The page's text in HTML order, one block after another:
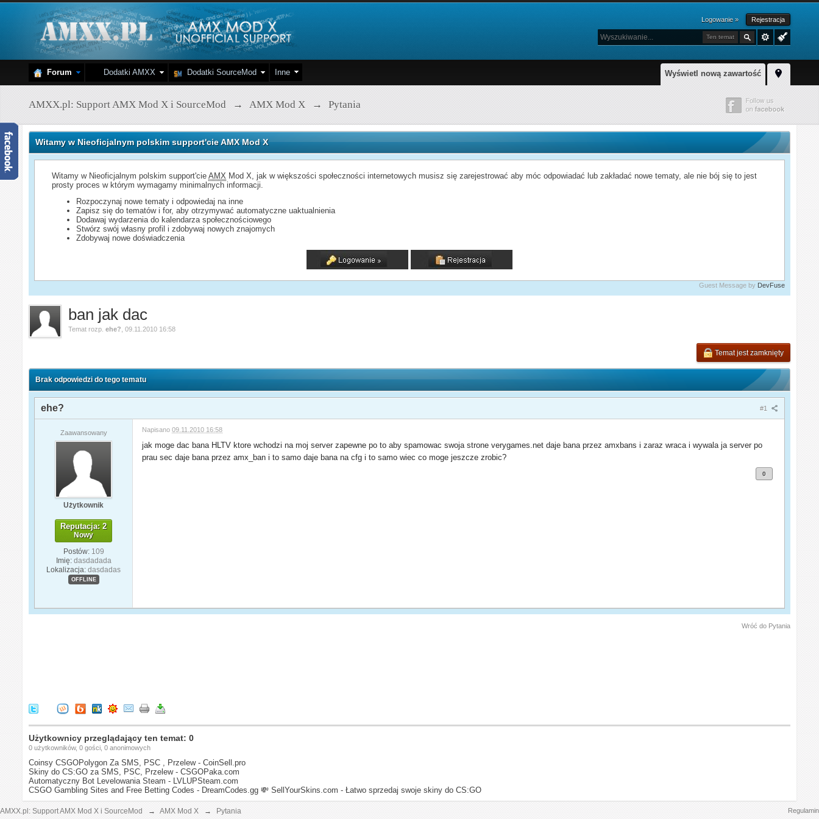
Logowanie » Rejestracja
Ten temat
Wyświetl nową zawartość
Forum Dodatki AMXX Dodatki SourceMod Inne
AMXX.pl: Support AMX Mod X i SourceMod → AMX Mod X → Pytania
Witamy w Nieoficjalnym polskim support'cie AMX Mod X
Witamy w Nieoficjalnym polskim support'cieAMX Mod X, jak w większości społeczności internetowych musisz się zarejestrować aby móc odpowiadać lub zakładać nowe tematy, ale nie bój się to jest
prosty proces w którym wymagamy minimalnych informacji.
Rozpoczynaj nowe tematy i odpowiedaj na inne
Zapisz się do tematów i for, aby otrzymywać automatyczne uaktualnienia
Dodawaj wydarzenia do kalendarza społecznościowego
Stwórz swój własny profil i zdobywaj nowych znajomych
Zdobywaj nowe doświadczenia
Guest Message by DevFuse
ban jak dac
Temat rozp.ehe? ,09.11.2010 16:58
Temat jest zamknięty
Brak odpowiedzi do tego tematu
#1
ehe?
Zaawansowany
Użytkownik
Reputacja: 2
Nowy
Postów: 109
Imię: dasdadada
Lokalizacja: dasdadas
OFFLINE
Napisano09.11.2010 16:58
jak moge dac bana HLTV ktore wchodzi na moj server zapewne po to aby spamowac swoja strone verygames.net daje bana przez amxbans i zaraz wraca i wywala ja server po
prau sec daje bana przez amx_ban i to samo daje bana na cfg i to samo wiec co moge jeszcze zrobic?
0
Wróć do Pytania
Użytkownicy przeglądający ten temat: 0
0 użytkowników, 0 gości, 0 anonimowych
Coinsy CSGOPolygon Za SMS, PSC , Przelew - CoinSell.pro
Skiny do CS:GO za SMS, PSC, Przelew - CSGOPaka.com
Automatyczny Bot Levelowania Steam - LVLUPSteam.com
CSGO Gambling Sites and Free Betting Codes - DreamCodes.gg 💸 SellYourSkins.com - Łatwo sprzedaj swoje skiny do CS:GO
AMXX.pl: Support AMX Mod X i SourceMod → AMX Mod X → Pytania Regulamin